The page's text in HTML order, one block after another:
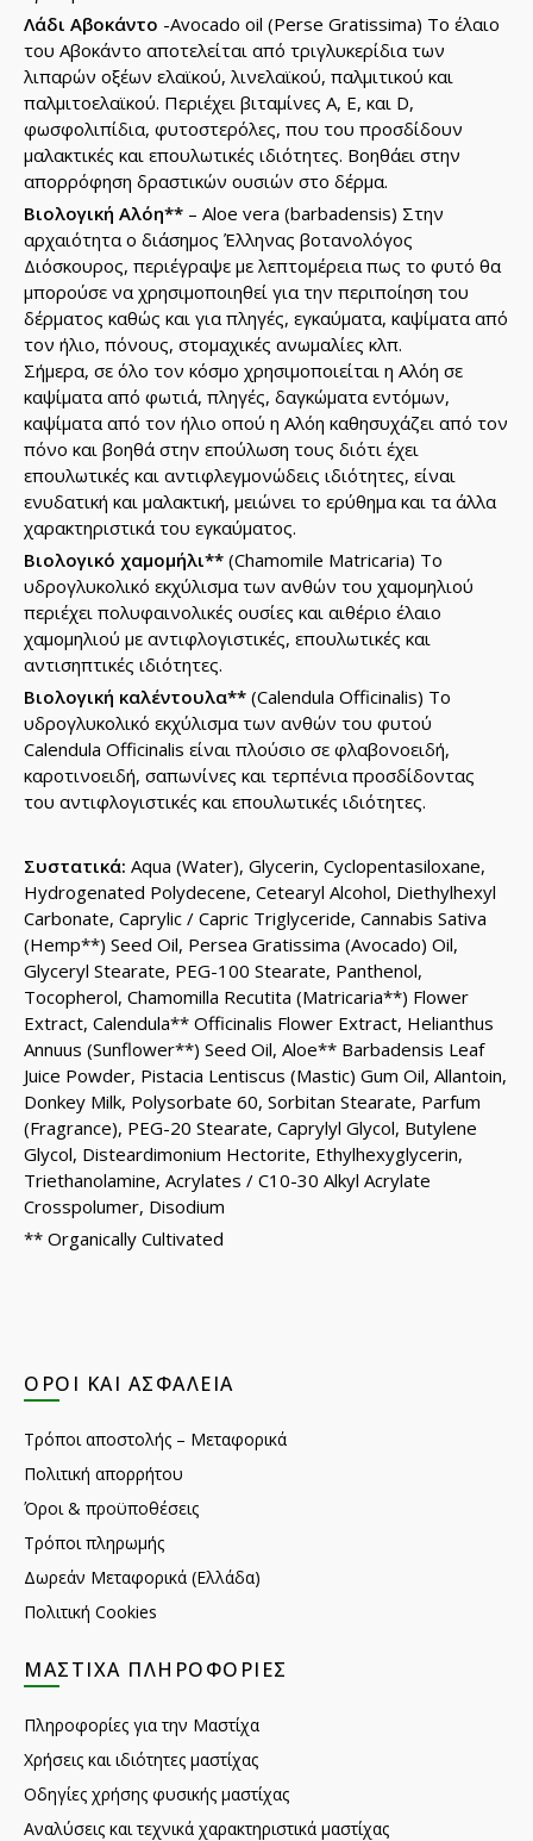
Λάδι Αβοκάντο -Avocado oil (Perse Gratissima) Το έλαιο
του Αβοκάντο αποτελείται από τριγλυκερίδια των
λιπαρών οξέων ελαϊκού, λινελαϊκού, παλμιτικού και
παλμιτοελαϊκού. Περιέχει βιταμίνες Α, Ε, και D,
φωσφολιπίδια, φυτοστερόλες, που του προσδίδουν
μαλακτικές και επουλωτικές ιδιότητες. Βοηθάει στην
απορρόφηση δραστικών ουσιών στο δέρμα.
Βιολογική Αλόη** – Aloe vera (barbadensis) Στην
αρχαιότητα ο διάσημος Έλληνας βοτανολόγος
Διόσκουρος, περιέγραψε με λεπτομέρεια πως το φυτό θα
μπορούσε να χρησιμοποιηθεί για την περιποίηση του
δέρματος καθώς και για πληγές, εγκαύματα, καψίματα από
τον ήλιο, πόνους, στομαχικές ανωμαλίες κλπ.
Σήμερα, σε όλο τον κόσμο χρησιμοποιείται η Αλόη σε
καψίματα από φωτιά, πληγές, δαγκώματα εντόμων,
καψίματα από τον ήλιο οπού η Αλόη καθησυχάζει από τον
πόνο και βοηθά στην επούλωση τους διότι έχει
επουλωτικές και αντιφλεγμονώδεις ιδιότητες, είναι
ενυδατική και μαλακτική, μειώνει το ερύθημα και τα άλλα
χαρακτηριστικά του εγκαύματος.
Βιολογικό χαμομήλι** (Chamomile Matricaria) Το
υδρογλυκολικό εκχύλισμα των ανθών του χαμομηλιού
περιέχει πολυφαινολικές ουσίες και αιθέριο έλαιο
χαμομηλιού με αντιφλογιστικές, επουλωτικές και
αντισηπτικές ιδιότητες.
Βιολογική καλέντουλα** (Calendula Officinalis) Το
υδρογλυκολικό εκχύλισμα των ανθών του φυτού
Calendula Officinalis είναι πλούσιο σε φλαβονοειδή,
καροτινοειδή, σαπωνίνες και τερπένια προσδίδοντας
του αντιφλογιστικές και επουλωτικές ιδιότητες.
Συστατικά: Aqua (Water), Glycerin, Cyclopentasiloxane,
Hydrogenated Polydecene, Cetearyl Alcohol, Diethylhexyl
Carbonate, Caprylic / Capric Triglyceride, Cannabis Sativa
(Hemp**) Seed Oil, Persea Gratissima (Avocado) Oil,
Glyceryl Stearate, PEG-100 Stearate, Panthenol,
Tocopherol, Chamomilla Recutita (Matricaria**) Flower
Extract, Calendula** Officinalis Flower Extract, Helianthus
Annuus (Sunflower**) Seed Oil, Aloe** Barbadensis Leaf
Juice Powder, Pistacia Lentiscus (Mastic) Gum Oil, Allantoin,
Donkey Milk, Polysorbate 60, Sorbitan Stearate, Parfum
(Fragrance), PEG-20 Stearate, Caprylyl Glycol, Butylene
Glycol, Disteardimonium Hectorite, Ethylhexyglycerin,
Triethanolamine, Acrylates / C10-30 Alkyl Acrylate
Crosspolumer, Disodium
** Organically Cultivated
ΌΡΟΙ ΚΑΙ ΑΣΦΆΛΕΙΑ
Τρόποι αποστολής – Μεταφορικά
Πολιτική απορρήτου
Όροι & προϋποθέσεις
Τρόποι πληρωμής
Δωρεάν Μεταφορικά (Ελλάδα)
Πολιτική Cookies
ΜΑΣΤΊΧΑ ΠΛΗΡΟΦΟΡΊΕΣ
Πληροφορίες για την Μαστίχα
Χρήσεις και ιδιότητες μαστίχας
Οδηγίες χρήσης φυσικής μαστίχας
Αναλύσεις και τεχνικά χαρακτηριστικά μαστίχας